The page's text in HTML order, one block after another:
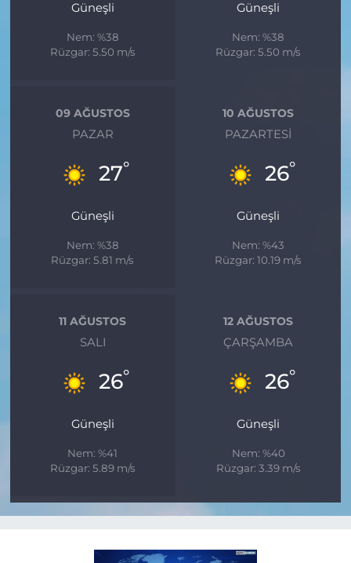
Güneşli
Nem: %38
Rüzgar: 5.50 m/s
Güneşli
Nem: %38
Rüzgar: 5.50 m/s
09 AĞUSTOS
PAZAR
27°
Güneşli
Nem: %38
Rüzgar: 5.81 m/s
10 AĞUSTOS
PAZARTESI
26°
Güneşli
Nem: %43
Rüzgar: 10.19 m/s
11 AĞUSTOS
SALI
26°
Güneşli
Nem: %41
Rüzgar: 5.89 m/s
12 AĞUSTOS
ÇARŞAMBA
26°
Güneşli
Nem: %40
Rüzgar: 3.39 m/s